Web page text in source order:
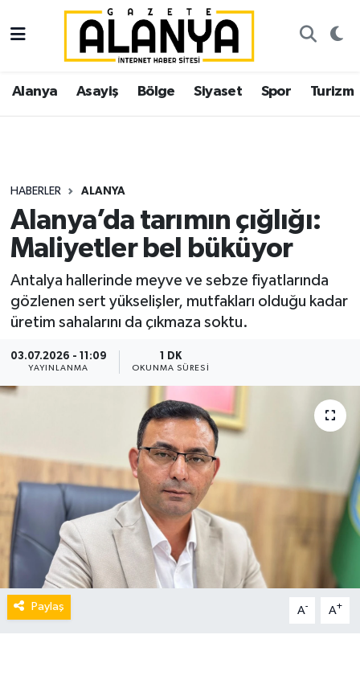
Alanya Asayiş Bölge Siyaset Spor Turizm
HABERLER ALANYA
Alanya’da tarımın çığlığı:
Maliyetler bel büküyor
Antalya hallerinde meyve ve sebze fiyatlarında
gözlenen sert yükselişler, mutfakları olduğu kadar
üretim sahalarını da çıkmaza soktu.
03.07.2026 - 11:09
YAYINLANMA
1 DK
OKUNMA SÜRESI
Paylaş A- A+
Alanya
Asayiş
Siyaset
Spor
Turizm
Ekonomi
İstanbul Nöbetçi Eczaneler
İstanbul Hava Durumu
Süper Lig Puan Durumu ve Fikstür
Tüm Manşetler
Son Dakika Haberleri
Haber Arşivi